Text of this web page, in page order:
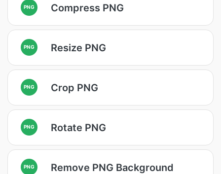
PNG Compress PNG
PNG Resize PNG
PNG Crop PNG
PNG Rotate PNG
PNG Remove PNG Background